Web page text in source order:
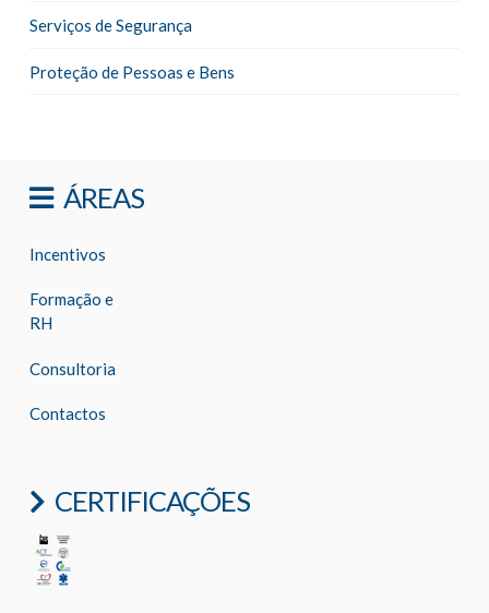
Serviços de Segurança
Proteção de Pessoas e Bens
ÁREAS
Incentivos
Formação e
RH
Consultoria
Contactos
CERTIFICAÇÕES